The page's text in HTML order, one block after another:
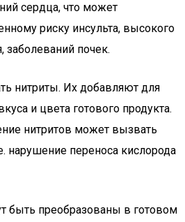
сердца, что может
риску инсульта, высокого
заболеваний почек.
нитриты. Их добавляют для
и цвета готового продукта.
нитритов может вызвать
нарушение переноса кислорода
быть преобразованы в готовом